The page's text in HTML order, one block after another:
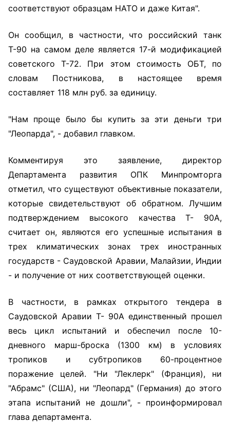
соответствуют образцам НАТО и даже Китая".
Он сообщил, в частности, что российский танк
Т-90 на самом деле является 17-й модификацией
советского Т-72. При этом стоимость ОБТ, по
словам Постникова, в настоящее время
составляет 118 млн руб. за единицу.
"Нам проще было бы купить за эти деньги три
"Леопарда", - добавил главком.
Комментируя это заявление, директор
Департамента развития ОПК Минпромторга
отметил, что существуют объективные показатели,
которые свидетельствуют об обратном. Лучшим
подтверждением высокого качества Т- 90А,
считает он, являются его успешные испытания в
трех климатических зонах трех иностранных
государств - Саудовской Аравии, Малайзии, Индии
- и получение от них соответствующей оценки.
В частности, в рамках открытого тендера в
Саудовской Аравии Т- 90А единственный прошел
весь цикл испытаний и обеспечил после 10-
дневного марш-броска (1300 км) в условиях
тропиков и субтропиков 60-процентное
поражение целей. "Ни "Леклерк" (Франция), ни
"Абрамс" (США), ни "Леопард" (Германия) до этого
этапа испытаний не дошли", - проинформировал
глава департамента.